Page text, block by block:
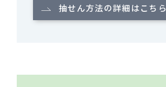
抽せん方法の詳細はこちら